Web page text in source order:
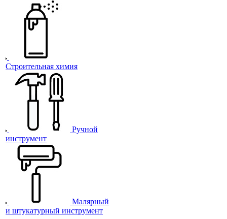
Строительная химия
Ручной
инструмент
Малярный
и штукатурный инструмент